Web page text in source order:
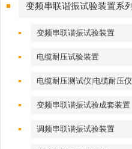
变频串联谐振试验装置系列
变频串联谐振试验装置
电缆耐压试验装置
电缆耐压测试仪|电缆耐压仪
变频串联谐振试验成套装置
调频串联谐振试验装置